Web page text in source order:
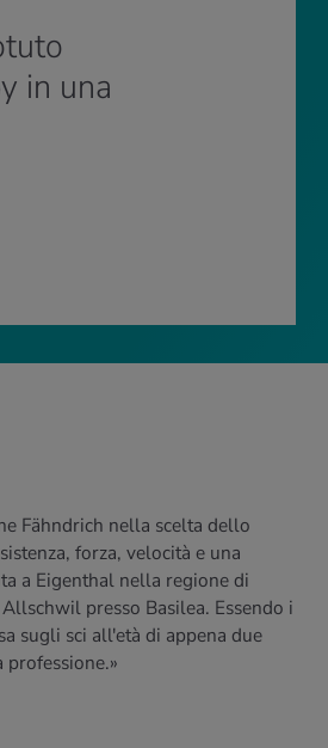
in una
Fähndrich nella scelta dello
forza, velocità e una
a Eigenthal nella regione di
presso Basilea. Essendo i
sugli sci all'età di appena due